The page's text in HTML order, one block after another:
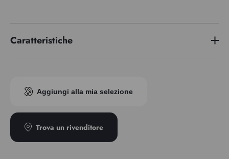
Caratteristiche
Aggiungi alla mia selezione
Trova un rivenditore